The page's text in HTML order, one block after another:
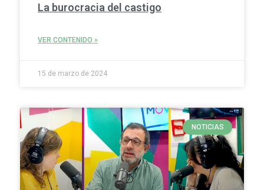
La burocracia del castigo
VER CONTENIDO »
15 de marzo de 2024
NOTICIAS